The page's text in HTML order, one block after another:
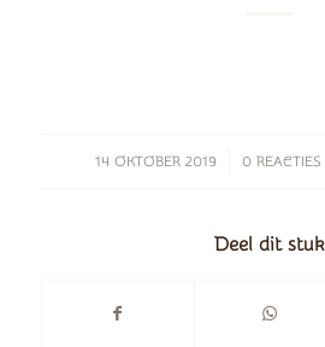
14 OKTOBER 2019
/ 0 REACTIES
/
Deel dit stuk